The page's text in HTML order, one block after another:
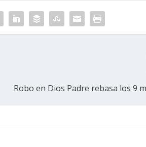
Robo en Dios Padre rebasa los 9